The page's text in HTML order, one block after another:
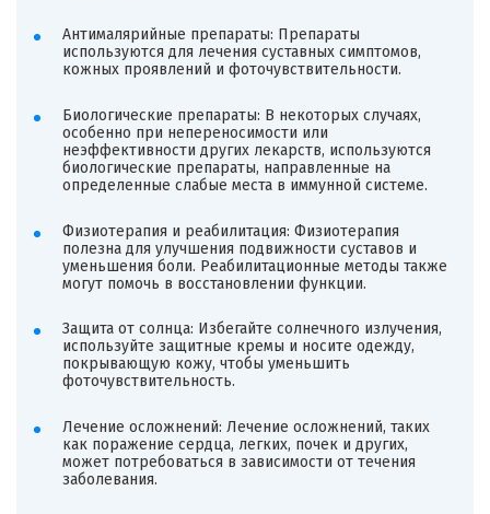
Антималярийные препараты: Препараты
используются для лечения суставных симптомов,
кожных проявлений и фоточувствительности.
Биологические препараты: В некоторых случаях,
особенно при непереносимости или
неэффективности других лекарств, используются
биологические препараты, направленные на
определенные слабые места в иммунной системе.
Физиотерапия и реабилитация: Физиотерапия
полезна для улучшения подвижности суставов и
уменьшения боли. Реабилитационные методы также
могут помочь в восстановлении функции.
Защита от солнца: Избегайте солнечного излучения,
используйте защитные кремы и носите одежду,
покрывающую кожу, чтобы уменьшить
фоточувствительность.
Лечение осложнений: Лечение осложнений, таких
как поражение сердца, легких, почек и других,
может потребоваться в зависимости от течения
заболевания.